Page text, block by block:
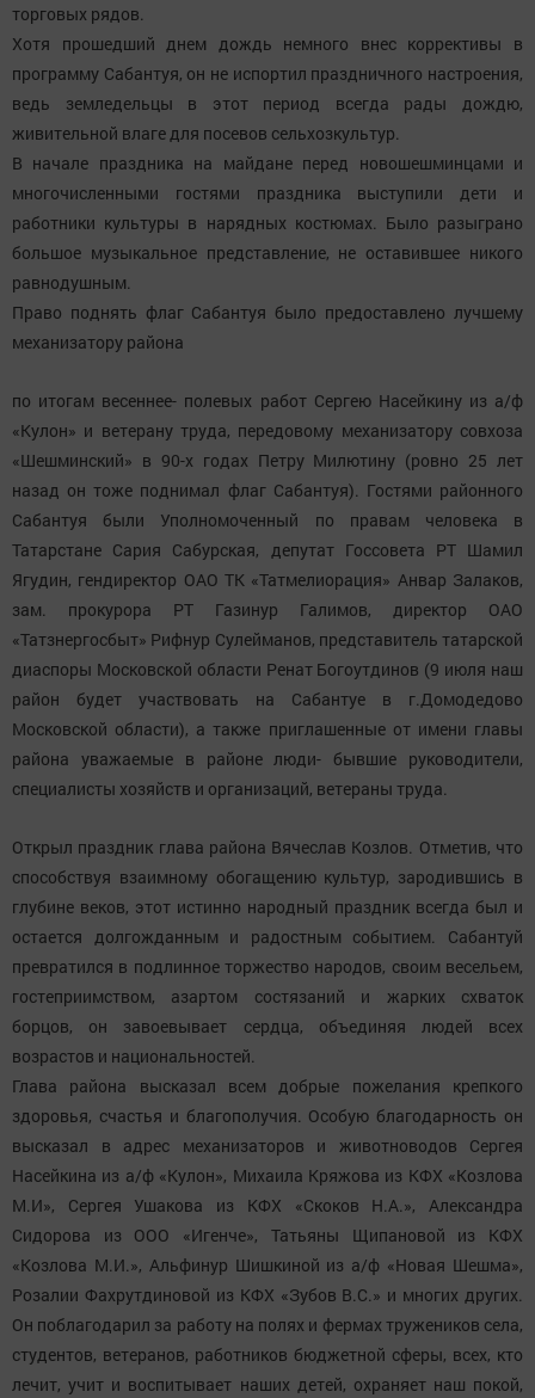
торговых рядов.
Хотя прошедший днем дождь немного внес коррективы в
программу Сабантуя, он не испортил праздничного настроения,
ведь земледельцы в этот период всегда рады дождю,
живительной влаге для посевов сельхозкультур.
В начале праздника на майдане перед новошешминцами и
многочисленными гостями праздника выступили дети и
работники культуры в нарядных костюмах. Было разыграно
большое музыкальное представление, не оставившее никого
равнодушным.
Право поднять флаг Сабантуя было предоставлено лучшему
механизатору района
по итогам весеннее- полевых работ Сергею Насейкину из а/ф
«Кулон» и ветерану труда, передовому механизатору совхоза
«Шешминский» в 90-х годах Петру Милютину (ровно 25 лет
назад он тоже поднимал флаг Сабантуя). Гостями районного
Сабантуя были Уполномоченный по правам человека в
Татарстане Сария Сабурская, депутат Госсовета РТ Шамил
Ягудин, гендиректор ОАО ТК «Татмелиорация» Анвар Залаков,
зам. прокурора РТ Газинур Галимов, директор ОАО
«Татзнергосбыт» Рифнур Сулейманов, представитель татарской
диаспоры Московской области Ренат Богоутдинов (9 июля наш
район будет участвовать на Сабантуе в г.Домодедово
Московской области), а также приглашенные от имени главы
района уважаемые в районе люди- бывшие руководители,
специалисты хозяйств и организаций, ветераны труда.
Открыл праздник глава района Вячеслав Козлов. Отметив, что
способствуя взаимному обогащению культур, зародившись в
глубине веков, этот истинно народный праздник всегда был и
остается долгожданным и радостным событием. Сабантуй
превратился в подлинное торжество народов, своим весельем,
гостеприимством, азартом состязаний и жарких схваток
борцов, он завоевывает сердца, объединяя людей всех
возрастов и национальностей.
Глава района высказал всем добрые пожелания крепкого
здоровья, счастья и благополучия. Особую благодарность он
высказал в адрес механизаторов и животноводов Сергея
Насейкина из а/ф «Кулон», Михаила Кряжова из КФХ «Козлова
М.И», Сергея Ушакова из КФХ «Скоков Н.А.», Александра
Сидорова из ООО «Игенче», Татьяны Щипановой из КФХ
«Козлова М.И.», Альфинур Шишкиной из а/ф «Новая Шешма»,
Розалии Фахрутдиновой из КФХ «Зубов В.С.» и многих других.
Он поблагодарил за работу на полях и фермах тружеников села,
студентов, ветеранов, работников бюджетной сферы, всех, кто
лечит, учит и воспитывает наших детей, охраняет наш покой,